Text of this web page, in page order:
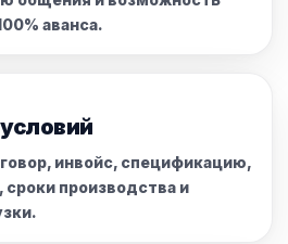
аванса.
инвойс, спецификацию,
производства и